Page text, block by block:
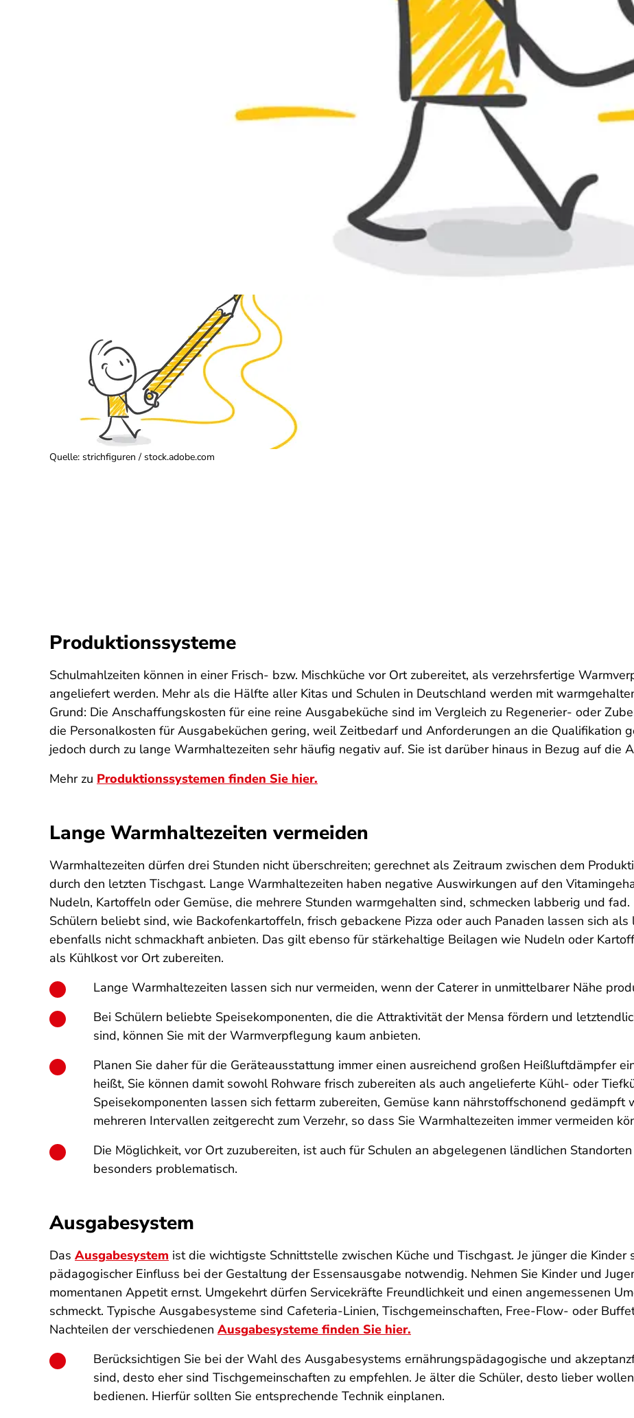
Quelle: strichfiguren / stock.adobe.com
Produktionssysteme
Schulmahlzeiten können in einer Frisch- bzw. Mischküche vor Ort zubereitet, als verzehrsfertige
angeliefert werden. Mehr als die Hälfte aller Kitas und Schulen in Deutschland werden mit
Grund: Die Anschaffungskosten für eine reine Ausgabeküche sind im Vergleich zu Regenerier- oder
die Personalkosten für Ausgabeküchen gering, weil Zeitbedarf und Anforderungen an die Qualifikation
jedoch durch zu lange Warmhaltezeiten sehr häufig negativ auf. Sie ist darüber hinaus in Bezug auf die
Mehr zu Produktionssystemen finden Sie hier.
Lange Warmhaltezeiten vermeiden
Warmhaltezeiten dürfen drei Stunden nicht überschreiten; gerechnet als Zeitraum zwischen dem
durch den letzten Tischgast. Lange Warmhaltezeiten haben negative Auswirkungen auf den
Nudeln, Kartoffeln oder Gemüse, die mehrere Stunden warmgehalten sind, schmecken labberig und
Schülern beliebt sind, wie Backofenkartoffeln, frisch gebackene Pizza oder auch Panaden lassen sich
ebenfalls nicht schmackhaft anbieten. Das gilt ebenso für stärkehaltige Beilagen wie Nudeln oder
als Kühlkost vor Ort zubereiten.
Lange Warmhaltezeiten lassen sich nur vermeiden, wenn der Caterer in unmittelbarer Nähe
Bei Schülern beliebte Speisekomponenten, die die Attraktivität der Mensa fördern und
sind, können Sie mit der Warmverpflegung kaum anbieten.
Planen Sie daher für die Geräteausstattung immer einen ausreichend großen Heißluftdämpfer
heißt, Sie können damit sowohl Rohware frisch zubereiten als auch angelieferte Kühl- oder
Speisekomponenten lassen sich fettarm zubereiten, Gemüse kann nährstoffschonend gedämpft
mehreren Intervallen zeitgerecht zum Verzehr, so dass Sie Warmhaltezeiten immer vermeiden
Die Möglichkeit, vor Ort zuzubereiten, ist auch für Schulen an abgelegenen ländlichen
besonders problematisch.
Ausgabesystem
Das Ausgabesystem ist die wichtigste Schnittstelle zwischen Küche und Tischgast. Je jünger die
pädagogischer Einfluss bei der Gestaltung der Essensausgabe notwendig. Nehmen Sie Kinder und
momentanen Appetit ernst. Umgekehrt dürfen Servicekräfte Freundlichkeit und einen angemessenen
schmeckt. Typische Ausgabesysteme sind Cafeteria-Linien, Tischgemeinschaften, Free-Flow- oder
Nachteilen der verschiedenen Ausgabesysteme finden Sie hier.
Berücksichtigen Sie bei der Wahl des Ausgabesystems ernährungspädagogische und
sind, desto eher sind Tischgemeinschaften zu empfehlen. Je älter die Schüler, desto lieber
bedienen. Hierfür sollten Sie entsprechende Technik einplanen.